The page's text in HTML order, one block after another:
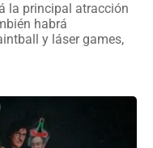
la principal atracción
habrá
y láser games,